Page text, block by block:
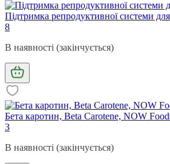
Підтримка репродуктивної системи
8
В наявності (закінчується)
Бета каротин, Beta Carotene, NOW
3
В наявності (закінчується)